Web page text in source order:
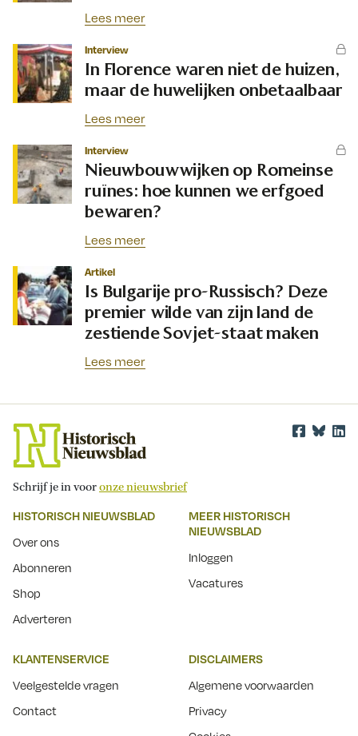
Lees meer
Interview
In Florence waren niet de huizen,
maar de huwelijken onbetaalbaar
Lees meer
Interview
Nieuwbouwwijken op Romeinse
ruïnes: hoe kunnen we erfgoed
bewaren?
Lees meer
Artikel
Is Bulgarije pro-Russisch? Deze
premier wilde van zijn land de
zestiende Sovjet-staat maken
Lees meer
Schrijf je in vooronze nieuwsbrief
HISTORISCH NIEUWSBLAD
Over ons
Abonneren
Shop
Adverteren
MEER HISTORISCH
NIEUWSBLAD
Inloggen
Vacatures
KLANTENSERVICE
Veelgestelde vragen
Contact
DISCLAIMERS
Algemene voorwaarden
Privacy